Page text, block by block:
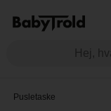
Pusletaske